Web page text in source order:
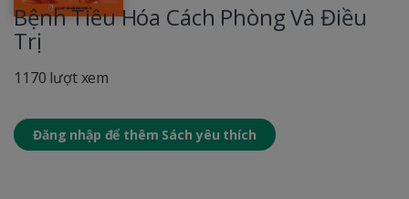
Bệnh Tiêu Hóa Cách Phòng Và Điều
Trị
1170 lượt xem
Đăng nhập để thêm Sách yêu thích